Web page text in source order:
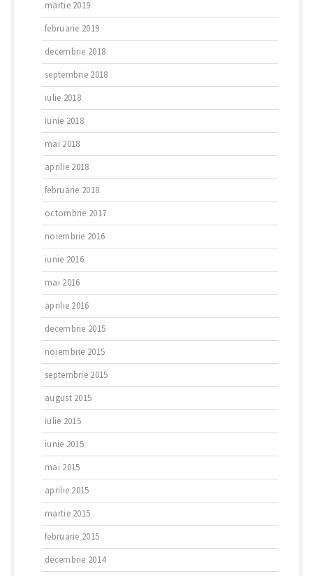
martie 2019
februarie 2019
decembrie 2018
septembrie 2018
iulie 2018
iunie 2018
mai 2018
aprilie 2018
februarie 2018
octombrie 2017
noiembrie 2016
iunie 2016
mai 2016
aprilie 2016
decembrie 2015
noiembrie 2015
septembrie 2015
august 2015
iulie 2015
iunie 2015
mai 2015
aprilie 2015
martie 2015
februarie 2015
decembrie 2014